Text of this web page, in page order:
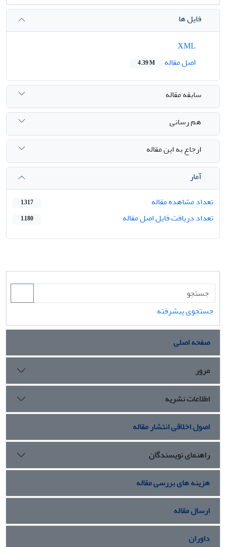
فایل ها
اصل مقاله
4.39 M
سابقه مقاله
هم رسانی
ارجاع به این مقاله
آمار
تعداد مشاهده مقاله
1,317
تعداد دریافت فایل اصل مقاله 1,180
جستجوی پیشرفته
صفحه اصلی
مرور
اطلاعات نشریه
اصول اخلاقی انتشار مقاله
راهنمای نویسندگان
هزینه های بررسی مقاله
ارسال مقاله
داوران